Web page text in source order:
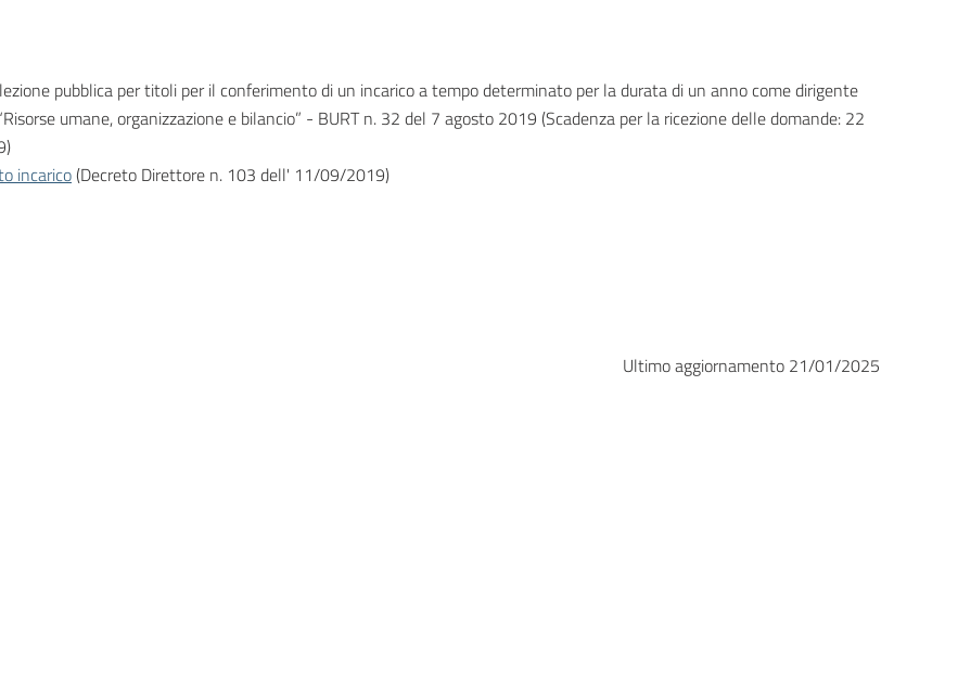
pubblica per titoli per il conferimento di un incarico a tempo determinato per la durata di un anno come dirigente
umane, organizzazione e bilancio” - BURT n. 32 del 7 agosto 2019 (Scadenza per la ricezione delle domande: 22
incarico(Decreto Direttore n. 103 dell' 11/09/2019)
Ultimo aggiornamento 21/01/2025